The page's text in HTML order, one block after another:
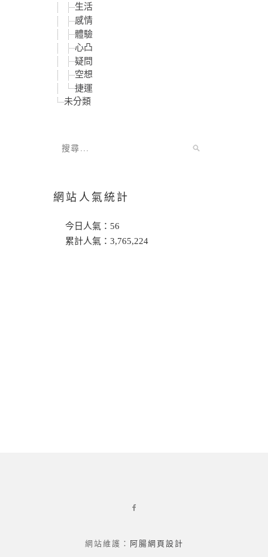
生活
感情
體驗
心凸
疑問
空想
捷運
未分類
網站人氣統計
今日人氣： 56
累計人氣： 3,765,224
網站維護： 阿腸網頁設計